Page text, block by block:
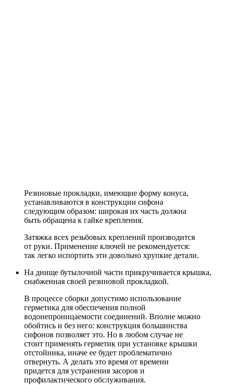
Резиновые прокладки, имеющие форму конуса,
устанавливаются в конструкции сифона
следующим образом: широкая их часть должна
быть обращена к гайке крепления.
Затяжка всех резьбовых креплений производится
от руки. Применение ключей не рекомендуется:
так легко испортить эти довольно хрупкие детали.
На днище бутылочной части прикручивается крышка,
снабженная своей резиновой прокладкой.
В процессе сборки допустимо использование
герметика для обеспечения полной
водонепроницаемости соединений. Вполне можно
обойтись и без него: конструкция большинства
сифонов позволяет это. Но в любом случае не
стоит применять герметик при установке крышки
отстойника, иначе ее будет проблематично
отвернуть. А делать это время от времени
придется для устранения засоров и
профилактического обслуживания.